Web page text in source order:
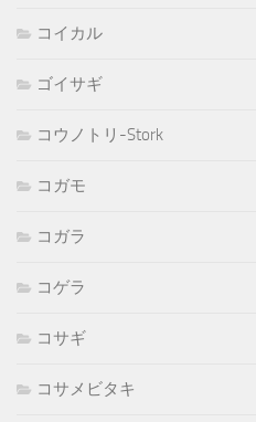
コイカル
ゴイサギ
コウノトリ-Stork
コガモ
コガラ
コゲラ
コサギ
コサメビタキ